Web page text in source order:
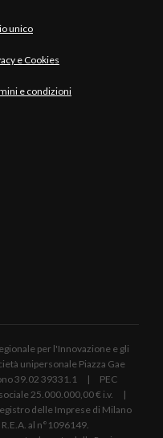
unico
e Cookies
e condizioni
per l'Innovazione e gli
unipersonale Piazza Gae
39.02 39331.1 | PEC
25.000.000,00 € i.v. |
delle Imprese di Milano
al n°1096149.